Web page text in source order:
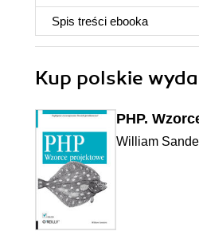
Spis treści ebooka
Kup polskie
PHP.
William